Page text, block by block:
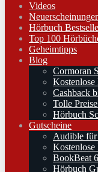
Videos
Hörbuch
Top 100
Geheimtipps
Blog
Cormoran
Cashback
Tolle
Hörbuch
Gutscheine
Audible
Kostenlose
BookBeat
Hörbuch